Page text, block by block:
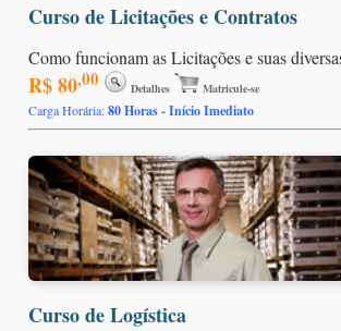
Curso de Licitações e Contratos
Como funcionam as Licitações e suas
R$ 80,00 Detalhes Matricule-se
Carga Horária:80 Horas - Início Imediato
Curso de Logística